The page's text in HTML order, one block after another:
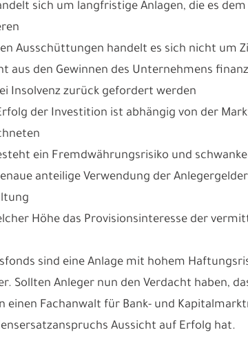
sich um langfristige Anlagen, die es
Ausschüttungen handelt es sich nicht um
aus den Gewinnen des Unternehmens
Insolvenz zurück gefordert werden
der Investition ist abhängig von der
ein Fremdwährungsrisiko und
anteilige Verwendung der
Höhe das Provisionsinteresse der
sind eine Anlage mit hohem
Sollten Anleger nun den Verdacht haben,
einen Fachanwalt für Bank- und
Aussicht auf Erfolg hat.